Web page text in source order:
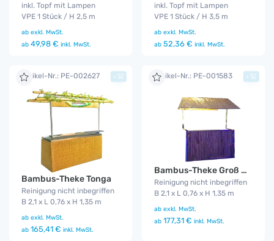
inkl. Topf mit Lampen
VPE 1 Stück / H 2,5 m
ab exkl. MwSt.
ab 49,98 € inkl. MwSt.
inkl. Topf mit Lampen
VPE 1 Stück / H 3,5 m
ab exkl. MwSt.
ab 52,36 € inkl. MwSt.
Artikel-Nr.: PE-002627
Bambus-Theke Tonga
Reinigung nicht inbegriffen
B 2,1 x L 0,76 x H 1,35 m
ab exkl. MwSt.
ab 165,41 € inkl. MwSt.
+ Artikel-Nr.: PE-001583
Bambus-Theke Groß mit Dach
Reinigung nicht inbegriffen
B 2,1 x L 0,76 x H 1,35 m
ab exkl. MwSt.
ab 177,31 € inkl. MwSt.
+